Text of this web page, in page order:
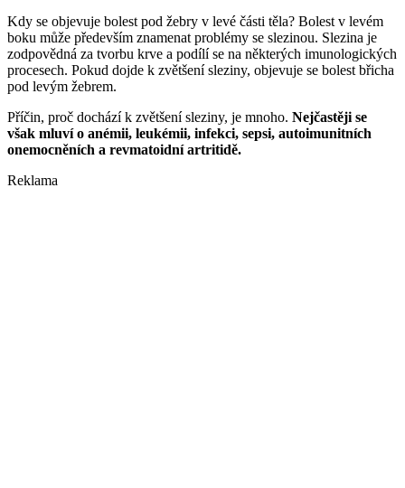
Kdy se objevuje bolest pod žebry v levé části těla? Bolest v levém
boku může především znamenat problémy se slezinou. Slezina je
zodpovědná za tvorbu krve a podílí se na některých imunologických
procesech. Pokud dojde k zvětšení sleziny, objevuje se bolest břicha
pod levým žebrem.
Příčin, proč dochází k zvětšení sleziny, je mnoho. Nejčastěji se
však mluví o anémii, leukémii, infekci, sepsi, autoimunitních
onemocněních a revmatoidní artritidě.
Reklama